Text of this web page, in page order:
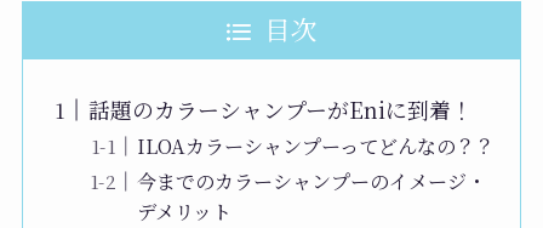
目次
話題のカラーシャンプーがEniに到着！
ILOAカラーシャンプーってどんなの？？
今までのカラーシャンプーのイメージ・
デメリット